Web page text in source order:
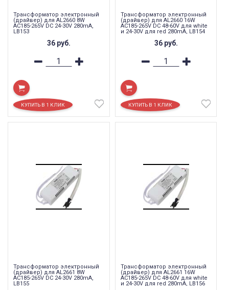
Трансформатор электронный
(драйвер) для AL2660 8W
AC185-265V DC 24-30V 280mA,
LB153
36 руб.
Трансформатор электронный
(драйвер) для AL2660 16W
AC185-265V DC 48-60V для white
и 24-30V для red 280mA, LB154
36 руб.
Трансформатор электронный
(драйвер) для AL2661 8W
AC185-265V DC 24-30V 280mA,
LB155
Трансформатор электронный
(драйвер) для AL2661 16W
AC185-265V DC 48-60V для white
и 24-30V для red 280mA, LB156